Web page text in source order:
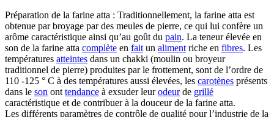
Préparation de la farine atta : Traditionnellement, la farine atta est
obtenue par broyage par des meules de pierre, ce qui lui confère un
arôme caractéristique ainsi qu’au goût du pain. La teneur élevée en
son de la farine atta complète en fait un aliment riche en fibres. Les
températures atteintes dans un chakki (moulin ou broyeur
traditionnel de pierre) produites par le frottement, sont de l’ordre de
110 -125 ° C à des températures aussi élevées, les carotènes présents
dans le son ont tendance à exsuder leurodeurde grillé
caractéristique et de contribuer à la douceur de la farine atta.
Les différents paramètres de contrôle de qualité pour l’industrie de la